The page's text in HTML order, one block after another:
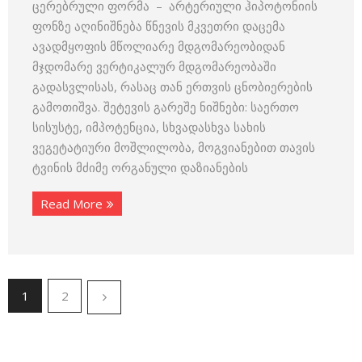
ცერებრული ფორმა – არტერიული ჰიპოტონიის
ფონზე აღინიშნება წნევის მკვეთრი დაცემა
ავადმყოფის მწოლიარე მდგომარეობიდან
მჯდომარე ვერტიკალურ მდგომარეობაში
გადასვლისას, რასაც თან ერთვის ცნობიერების
გამოთიშვა. შეტევის გარეშე ნიშნები: საერთო
სისუსტე, იმპოტენცია, სხვადასხვა სახის
ვეგეტატიური მოშლილობა, მოგვიანებით თავის
ტვინის მძიმე ორგანული დაზიანების
Read More
1 2